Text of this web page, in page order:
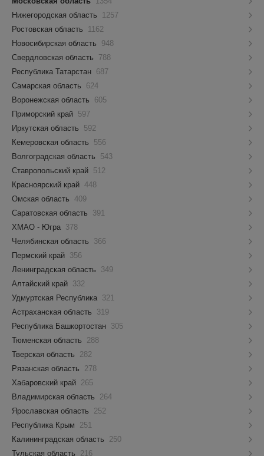
Нижегородская область
1257
Ростовская область
1162
Новосибирская область
948
Свердловская область
788
Республика Татарстан 687
Самарская область
624
Воронежская область
605
Приморский край 597
Иркутская область
592
Кемеровская область
556
Волгоградская область
543
Ставропольский край 512
Красноярский край 448
Омская область 409
Саратовская область
391
ХМАО - Югра 378
Челябинская область
366
Пермский край 356
Ленинградская область
349
Алтайский край 332
Удмуртская Республика 321
Астраханская область
319
Республика Башкортостан 305
Тюменская область
288
Тверская область
282
Рязанская область
278
Хабаровский край 265
Владимирская область
264
Ярославская область
252
Республика Крым
251
Калининградская область
250
Тульская область
216